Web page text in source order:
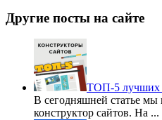
Другие посты на сайте
ТОП-5 лучших
В сегодняшней статье мы
конструктор сайтов. На ...